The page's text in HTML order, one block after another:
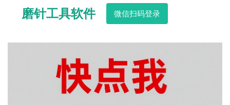
磨针工具软件 微信扫码登录